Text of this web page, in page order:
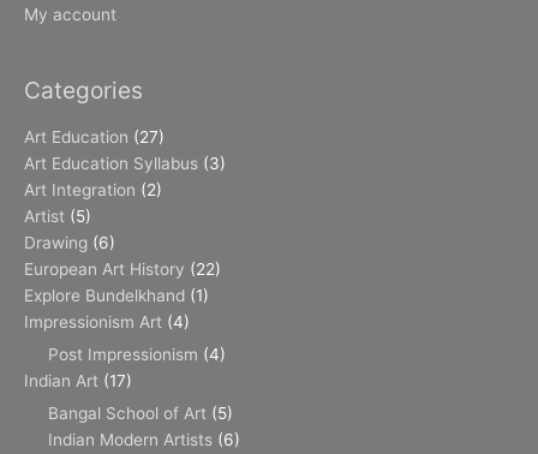
My account
Categories
Art Education (27)
Art Education Syllabus (3)
Art Integration (2)
Artist (5)
Drawing (6)
European Art History (22)
Explore Bundelkhand (1)
Impressionism Art (4)
Post Impressionism (4)
Indian Art (17)
Bangal School of Art (5)
Indian Modern Artists (6)